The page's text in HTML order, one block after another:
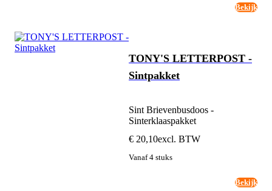
Bekijk
TONY'S LETTERPOST -
Sintpakket
Sint Brievenbusdoos -
Sinterklaaspakket
€ 20,10excl. BTW
Vanaf 4 stuks
Bekijk